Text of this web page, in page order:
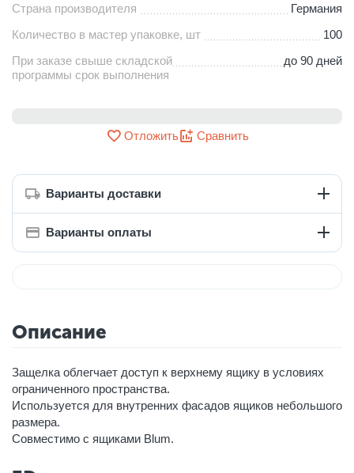
Страна производителя
Германия
Количество в мастер упаковке, шт
100
При заказе свыше складской
программы срок выполнения
до 90 дней
Отложить Сравнить
Варианты доставки
Варианты оплаты
Описание
Защелка облегчает доступ к верхнему ящику в условиях
ограниченного пространства.
Используется для внутренних фасадов ящиков небольшого
размера.
Совместимо с ящиками Blum.